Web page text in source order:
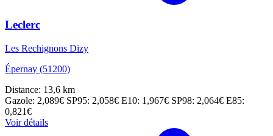
Leclerc
Les Rechignons Dizy
Épernay (51200)
Distance: 13,6 km
Gazole: 2,089€ SP95: 2,058€ E10: 1,967€ SP98: 2,064€ E85:
0,821€
Voir détails